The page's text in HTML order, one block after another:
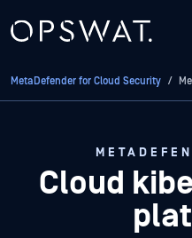
MetaDefender for Cloud Security /
Cloud